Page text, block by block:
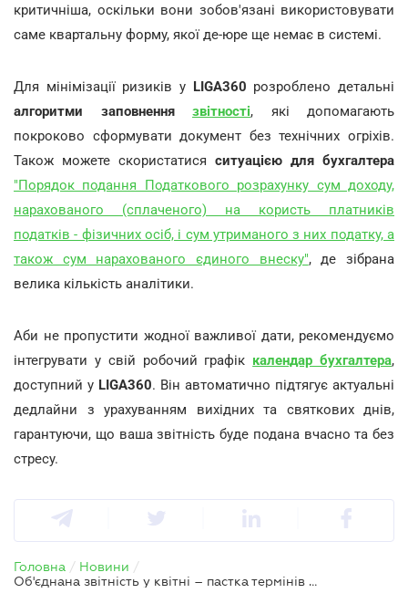
критичніша, оскільки вони зобов'язані використовувати
саме квартальну форму, якої де-юре ще немає в системі.
Для мінімізації ризиків у LIGA360 розроблено детальні
алгоритми заповнення звітності, які допомагають
покроково сформувати документ без технічних огріхів.
Також можете скористатися ситуацією для бухгалтера
"Порядок подання Податкового розрахунку cум доходу,
нарахованого (сплаченого) на користь платників
податків - фізичних осіб, і сум утриманого з них податку, а
також сум нарахованого єдиного внеску", де зібрана
велика кількість аналітики.
Аби не пропустити жодної важливої дати, рекомендуємо
інтегрувати у свій робочий графік календар бухгалтера,
доступний у LIGA360. Він автоматично підтягує актуальні
дедлайни з урахуванням вихідних та святкових днів,
гарантуючи, що ваша звітність буде подана вчасно та без
стресу.
Головна / Новини /
Об'єднана звітність у квітні – пастка термінів для бізнесу та ФОП